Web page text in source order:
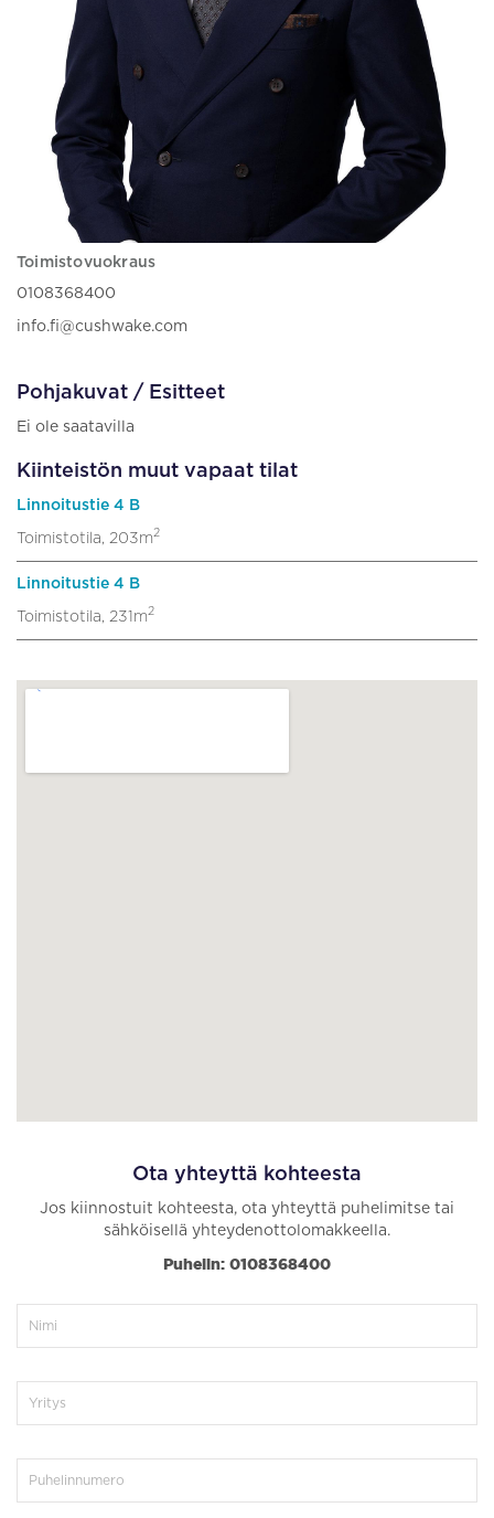
Toimistovuokraus
0108368400
info.fi@cushwake.com
Pohjakuvat / Esitteet
Ei ole saatavilla
Kiinteistön muut vapaat tilat
Linnoitustie 4 B
Toimistotila, 203m2
Linnoitustie 4 B
Toimistotila, 231m2
Ota yhteyttä kohteesta
Jos kiinnostuit kohteesta, ota yhteyttä puhelimitse tai
sähköisellä yhteydenottolomakkeella.
Puhelin: 0108368400